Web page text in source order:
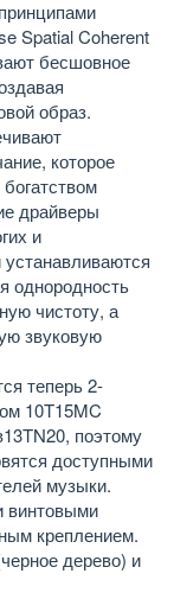
Spatial Coherent
бесшовное
образ.
которое
драйверы
и
однородность
чистоту, а
звуковую
теперь 2-
10T15MC
поэтому
доступными
музыки.
винтовыми
креплением.
дерево) и